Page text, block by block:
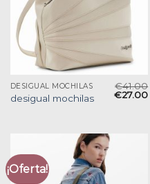
DESIGUAL MOCHILAS
desigual mochilas
€41.00
€27.00
¡Oferta!